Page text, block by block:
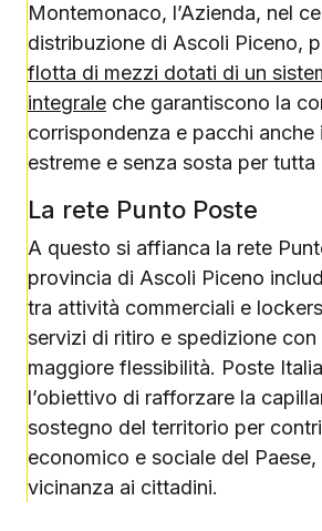
Montemonaco, l’Azienda, nel
distribuzione di Ascoli Piceno,
flotta di mezzi dotati di un
integrale che garantiscono la
corrispondenza e pacchi anche
estreme e senza sosta per tutta
La rete Punto Poste
A questo si affianca la rete
provincia di Ascoli Piceno
tra attività commerciali e
servizi di ritiro e spedizione con
maggiore flessibilità. Poste
l’obiettivo di rafforzare la
sostegno del territorio per
economico e sociale del
vicinanza ai cittadini.